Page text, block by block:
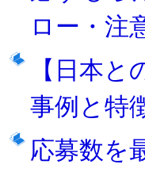
ロー・注
【日本
事例と特
応募数を